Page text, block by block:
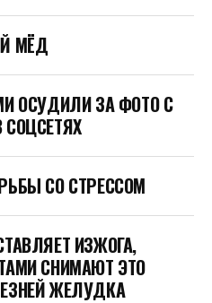
МЁД
ОСУДИЛИ ЗА ФОТО С
СО СТРЕССОМ
ИЗЖОГА,
СНИМАЮТ ЭТО
ЖЕЛУДКА